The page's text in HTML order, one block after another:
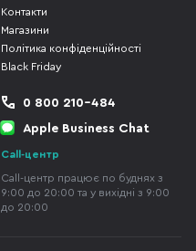
Контакти
Магазини
Політика конфіденційності
Black Friday
0 800 210-484
Apple Business Chat
Call-центр
Call-центр працює по буднях з
9:00 до 20:00 та у вихідні з 9:00
до 20:00